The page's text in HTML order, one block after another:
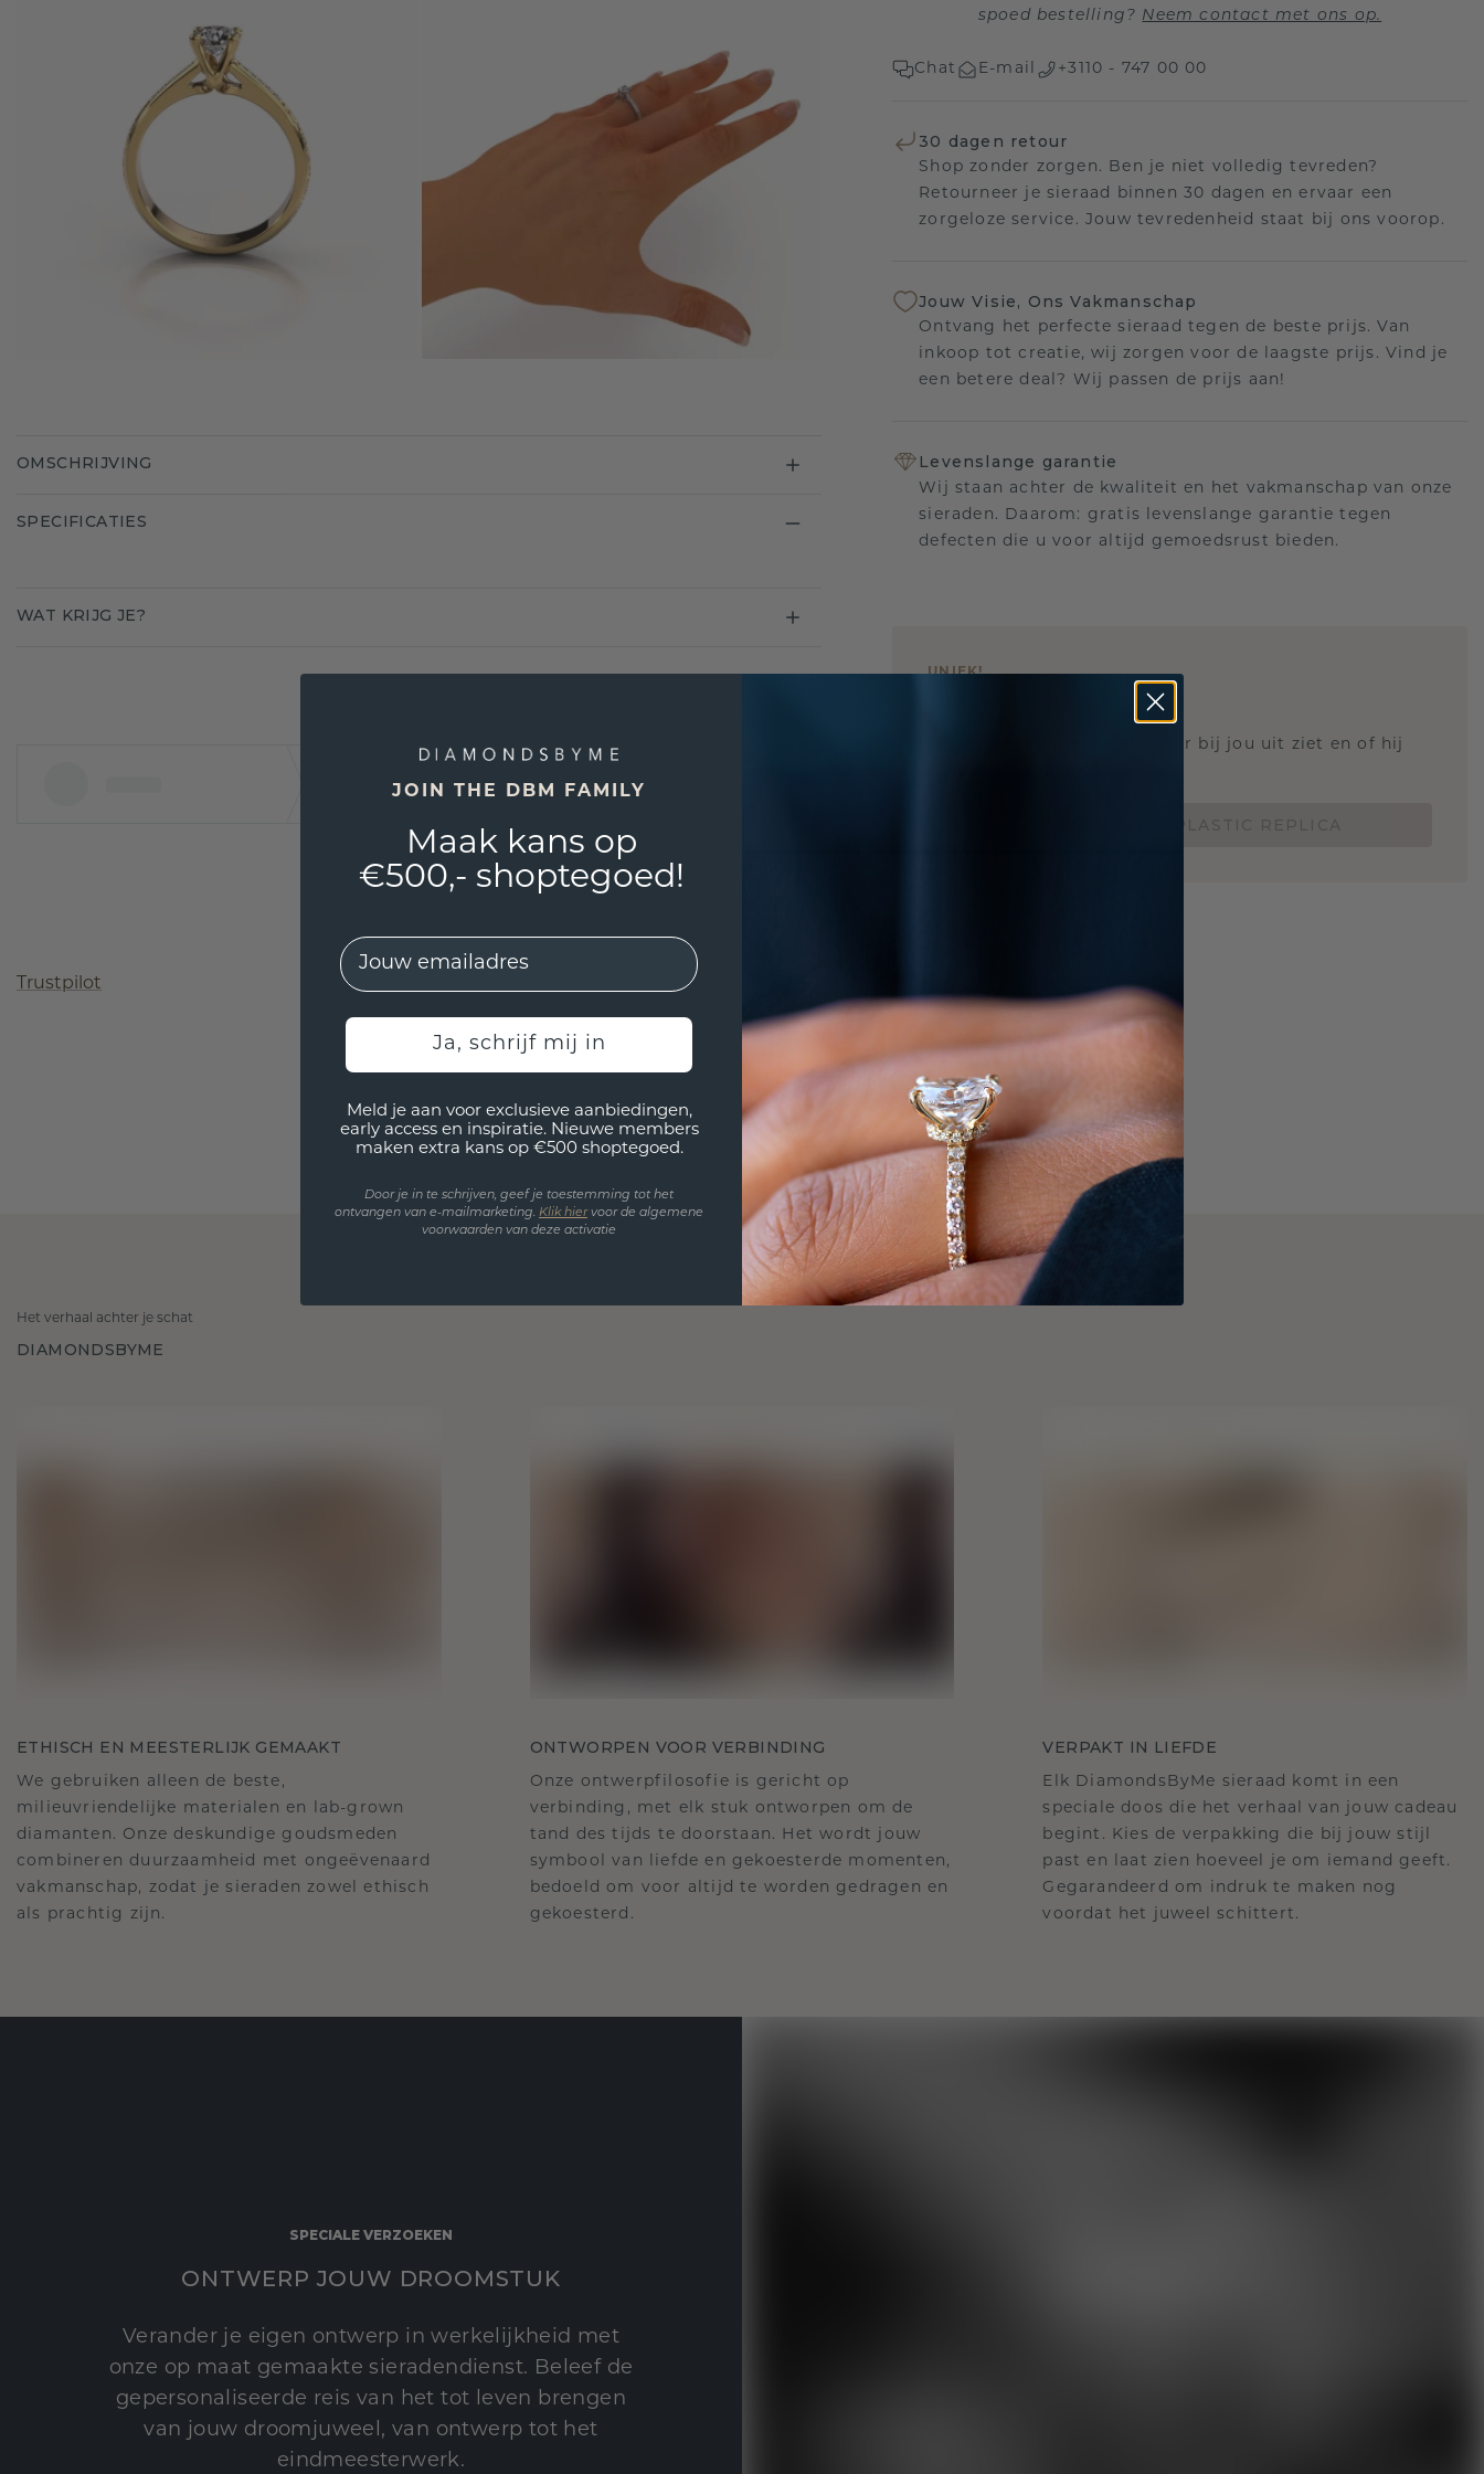
spoed bestelling? Neem contact met ons op.
Chat E-mail +3110 - 747 00 00
30 dagen retour
Shop zonder zorgen. Ben je niet volledig tevreden?
Retourneer je sieraad binnen 30 dagen en ervaar een
zorgeloze service. Jouw tevredenheid staat bij ons voorop.
Jouw Visie, Ons Vakmanschap
Ontvang het perfecte sieraad tegen de beste prijs. Van
inkoop tot creatie, wij zorgen voor de laagste prijs. Vind je
een betere deal? Wij passen de prijs aan!
Levenslange garantie
Wij staan achter de kwaliteit en het vakmanschap van onze
sieraden. Daarom: gratis levenslange garantie tegen
defecten die u voor altijd gemoedsrust bieden.
UNIEK!
Wil jij weten hoe deze ring er bij jou uit ziet en of hij
OMSCHRIJVING
SPECIFICATIES
WAT KRIJG JE?
Trustpilot
Het verhaal achter je schat
DIAMONDSBYME
ETHISCH EN MEESTERLIJK GEMAAKT
We gebruiken alleen de beste,
milieuvriendelijke materialen en lab-grown
diamanten. Onze deskundige goudsmeden
combineren duurzaamheid met ongeëvenaard
vakmanschap, zodat je sieraden zowel ethisch
als prachtig zijn.
ONTWORPEN VOOR VERBINDING
Onze ontwerpfilosofie is gericht op
verbinding, met elk stuk ontworpen om de
tand des tijds te doorstaan. Het wordt jouw
symbool van liefde en gekoesterde momenten,
bedoeld om voor altijd te worden gedragen en
gekoesterd.
VERPAKT IN LIEFDE
Elk DiamondsByMe sieraad komt in een
speciale doos die het verhaal van jouw cadeau
begint. Kies de verpakking die bij jouw stijl
past en laat zien hoeveel je om iemand geeft.
Gegarandeerd om indruk te maken nog
voordat het juweel schittert.
SPECIALE VERZOEKEN
ONTWERP JOUW DROOMSTUK
Verander je eigen ontwerp in werkelijkheid met
onze op maat gemaakte sieradendienst. Beleef de
gepersonaliseerde reis van het tot leven brengen
van jouw droomjuweel, van ontwerp tot het
eindmeesterwerk.
JOIN THE DBM FAMILY
Maak kans op
€500,- shoptegoed!
EMail
Ja, schrijf mij in
Meld je aan voor exclusieve aanbiedingen,
early access en inspiratie. Nieuwe members
maken extra kans op €500 shoptegoed.
Door je in te schrijven, geef je toestemming tot het
ontvangen van e-mailmarketing. Klik hiervoor de algemene
voorwaarden van deze activatie